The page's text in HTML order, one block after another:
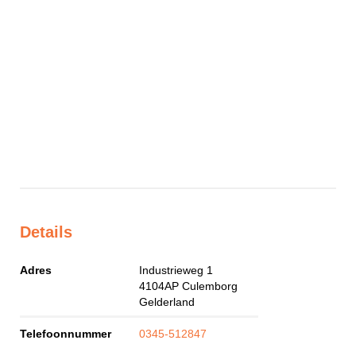
Details
Adres
Industrieweg 1
4104AP Culemborg
Gelderland
Telefoonnummer 0345-512847